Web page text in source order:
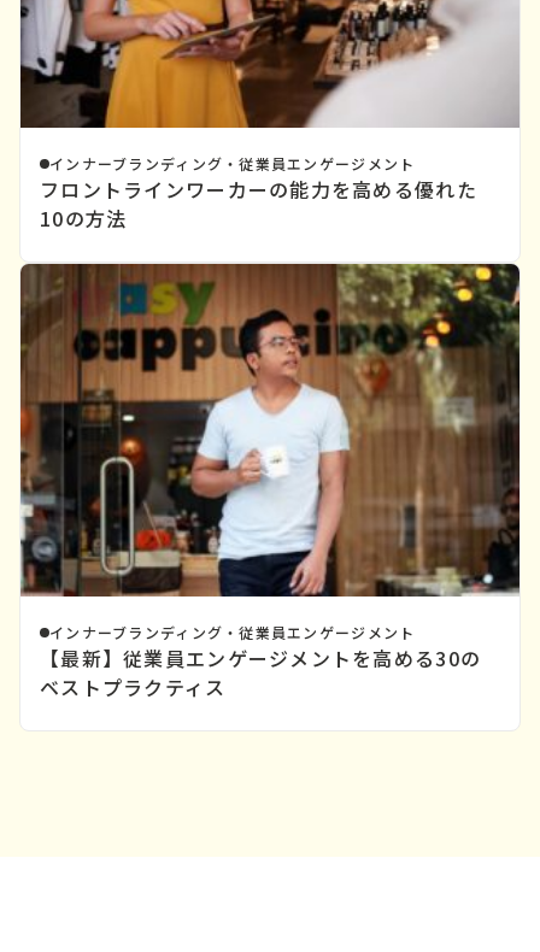
フロントラインワーカーの能力を高める優れた
10の方法
インナーブランディング・従業員エンゲージメント
【最新】従業員エンゲージメントを高める30の
ベストプラクティス
インナーブランディング・従業員エンゲージメント